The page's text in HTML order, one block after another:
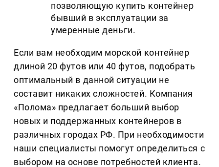
позволяющую купить контейнер
бывший в эксплуатации за
умеренные деньги.
Если вам необходим морской контейнер
длиной 20 футов или 40 футов, подобрать
оптимальный в данной ситуации не
составит никаких сложностей. Компания
«Полома» предлагает больший выбор
новых и поддержанных контейнеров в
различных городах РФ. При необходимости
наши специалисты помогут определиться с
выбором на основе потребностей клиента.